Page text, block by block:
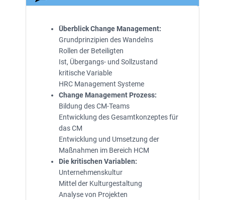
Überblick Change Management:
Grundprinzipien des Wandelns
Rollen der Beteiligten
Ist, Übergangs- und Sollzustand
kritische Variable
HRC Management Systeme
Change Management Prozess:
Bildung des CM-Teams
Entwicklung des Gesamtkonzeptes für
das CM
Entwicklung und Umsetzung der
Maßnahmen im Bereich HCM
Die kritischen Variablen:
Unternehmenskultur
Mittel der Kulturgestaltung
Analyse von Projekten